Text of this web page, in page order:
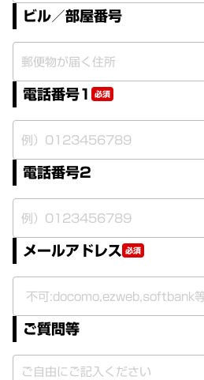
ビル／部屋番号
電話番号1 必須
電話番号2
メールアドレス 必須
ご質問等